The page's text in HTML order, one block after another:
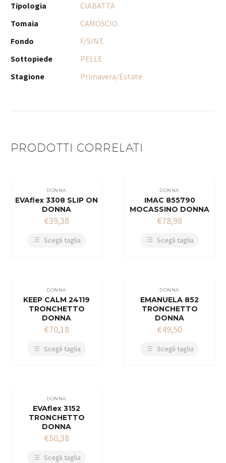
Tipologia
CIABATTA
Tomaia
CAMOSCIO
Fondo
F/SINT.
Sottopiede
PELLE
Stagione
Primavera/Estate
PRODOTTI CORRELATI
DONNA
EVAflex 3308 SLIP ON
DONNA
€39,38
Scegli taglia
DONNA
IMAC 855790
MOCASSINO DONNA
€78,98
Scegli taglia
DONNA
KEEP CALM 24119
TRONCHETTO
DONNA
€70,18
Scegli taglia
DONNA
EMANUELA 852
TRONCHETTO
DONNA
€49,50
Scegli taglia
DONNA
EVAflex 3152
TRONCHETTO
DONNA
€50,38
Scegli taglia